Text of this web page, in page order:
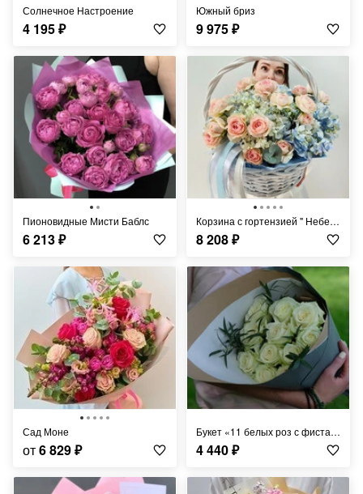
Солнечное Настроение
4 195₽
Южный бриз
9 975₽
Пионовидные Мисти Баблс
6 213₽
Корзина с гортензией " Небесный взор"
8 208₽
Сад Моне
от6 829₽
Букет «11 белых роз с фисташкой»
4 440₽